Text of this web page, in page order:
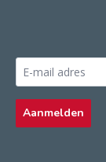
Email
address
*
Aanmelden